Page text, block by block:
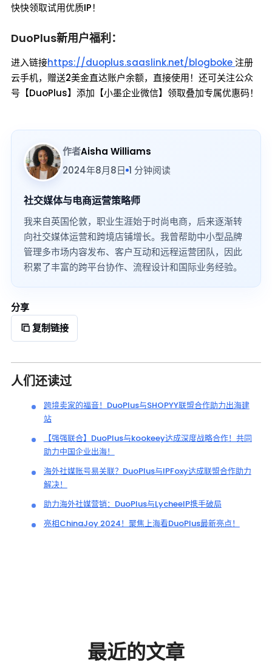
快快领取试用优质IP！
DuoPlus新用户福利：
进入链接https://duoplus.saaslink.net/blogboke注册
云手机，赠送2美金直达账户余额，直接使用！还可关注公众
号【DuoPlus】添加【小墨企业微信】领取叠加专属优惠码！
作者Aisha Williams
2024年8月8日 1 分钟阅读
社交媒体与电商运营策略师
我来自英国伦敦，职业生涯始于时尚电商，后来逐渐转
向社交媒体运营和跨境店铺增长。我曾帮助中小型品牌
管理多市场内容发布、客户互动和远程运营团队，因此
积累了丰富的跨平台协作、流程设计和国际业务经验。
分享
复制链接
人们还读过
跨境卖家的福音！DuoPlus与SHOPYY联盟合作助力出海建
站
【强强联合】DuoPlus与kookeey达成深度战略合作！共同
助力中国企业出海！
海外社媒账号易关联？DuoPlus与IPFoxy达成联盟合作助力
解决！
助力海外社媒营销：DuoPlus与LycheeIP携手破局
亮相ChinaJoy 2024！聚焦上海看DuoPlus最新亮点！
最近的文章